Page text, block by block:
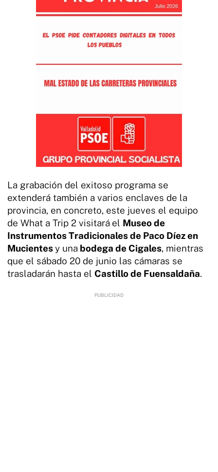
La grabación del exitoso programa se
extenderá también a varios enclaves de la
provincia, en concreto, este jueves el equipo
de What a Trip 2 visitará el Museo de
Instrumentos Tradicionales de Paco Díez en
Mucientesy una bodega de Cigales, mientras
que el sábado 20 de junio las cámaras se
trasladarán hasta el Castillo de Fuensaldaña.